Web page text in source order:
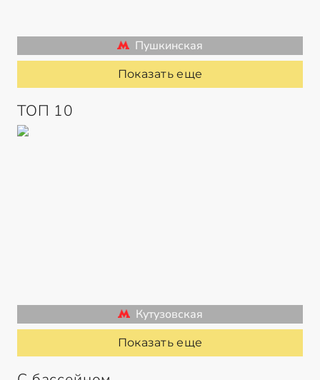
Пушкинская
Показать еще
ТОП 10
Кутузовская
Показать еще